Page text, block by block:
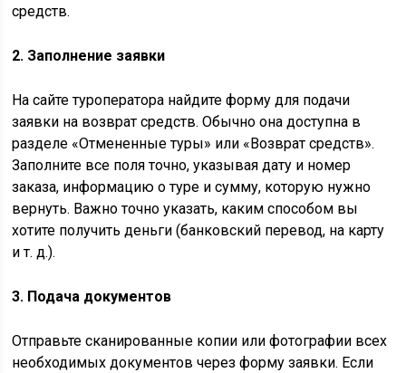
средств.
2. Заполнение заявки
На сайте туроператора найдите форму для подачи
заявки на возврат средств. Обычно она доступна в
разделе «Отмененные туры» или «Возврат средств».
Заполните все поля точно, указывая дату и номер
заказа, информацию о туре и сумму, которую нужно
вернуть. Важно точно указать, каким способом вы
хотите получить деньги (банковский перевод, на карту
и т. д.).
3. Подача документов
Отправьте сканированные копии или фотографии всех
необходимых документов через форму заявки. Если